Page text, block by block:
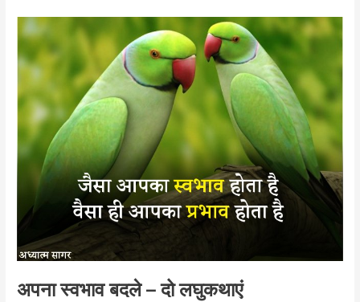
अपना स्वभाव बदले – दो लघुकथाएं